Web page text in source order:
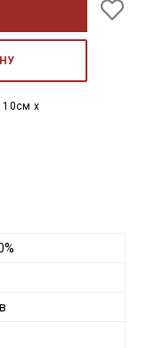
10см x